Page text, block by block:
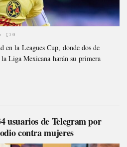
0
en la Leagues Cup, donde dos de
Liga Mexicana harán su primera
usuarios de Telegram por
contra mujeres